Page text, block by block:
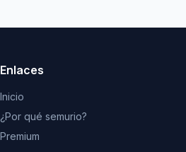
Enlaces
Inicio
¿Por qué semurio?
Premium